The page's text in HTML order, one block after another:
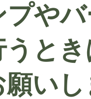
プや
うと
願い